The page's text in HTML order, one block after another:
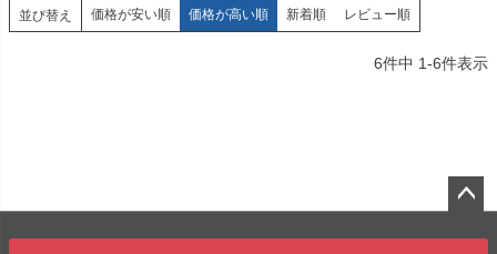
並び替え 価格が安い順 価格が高い順 新着順 レビュー順
6件中 1-6件表示